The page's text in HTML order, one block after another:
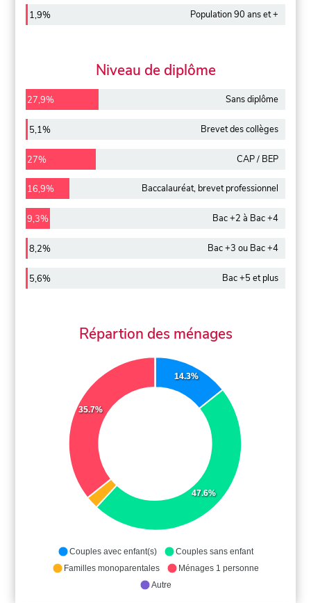
1,9% Population 90 ans et +
Niveau de diplôme
27,9% Sans diplôme
5,1% Brevet des collèges
27% CAP / BEP
16,9% Baccalauréat, brevet professionnel
9,3% Bac +2 à Bac +4
8,2% Bac +3 ou Bac +4
5,6% Bac +5 et plus
Répartion des ménages
14.3%
47.6%
35.7%
Couples avec enfant(s)
Couples sans enfant
Familles monoparentales
Ménages 1 personne
Autre